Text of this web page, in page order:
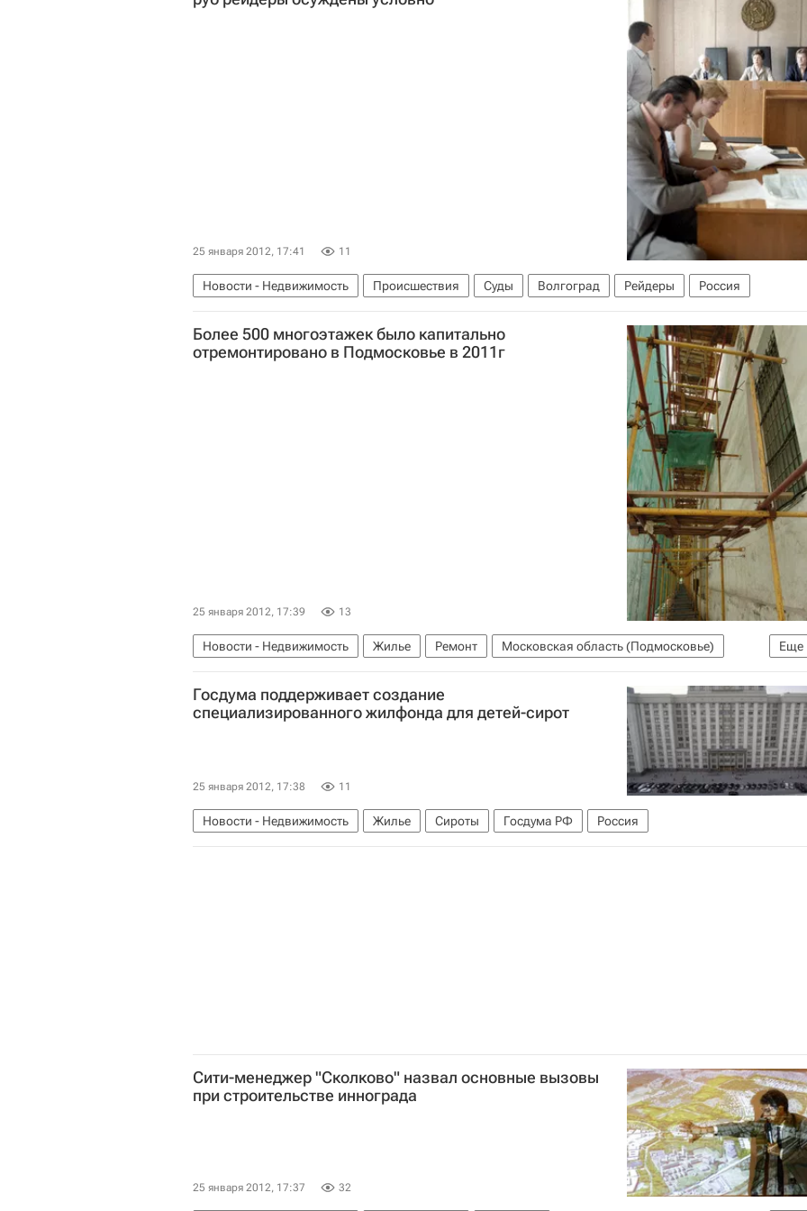
25 января 2012, 17:41 11
Новости - Недвижимость Происшествия Суды Волгоград Рейдеры Россия
Более 500 многоэтажек было капитально
отремонтировано в Подмосковье в 2011г
25 января 2012, 17:39 13
Еще
Новости - Недвижимость Жилье Ремонт
Московская область (Подмосковье)
Россия
Госдума поддерживает создание
специализированного жилфонда для детей-сирот
25 января 2012, 17:38 11
Новости - Недвижимость Жилье Сироты Госдума РФ Россия
Сити-менеджер "Сколково" назвал основные вызовы
при строительстве иннограда
25 января 2012, 17:37 32